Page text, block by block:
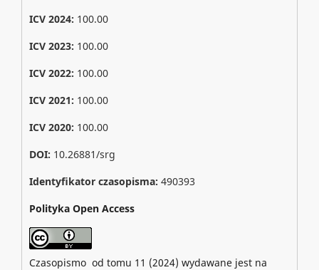
ICV 2024: 100.00
ICV 2023: 100.00
ICV 2022: 100.00
ICV 2021: 100.00
ICV 2020: 100.00
DOI: 10.26881/srg
Identyfikator czasopisma: 490393
Polityka Open Access
Czasopismo od tomu 11 (2024) wydawane jest na